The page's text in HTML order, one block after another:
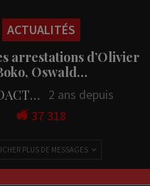
ACTUALITÉS
arrestations d’Olivier
Oswald…
LA REDACTION
2 ans depuis
37 318
PLUS DE MESSAGES